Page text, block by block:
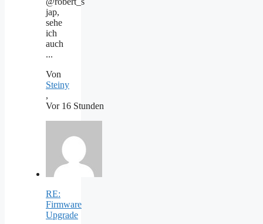
jap,
sehe
ich
auch
...
Von
Steiny
,
Vor 16 Stunden
RE:
Firmware
Upgrade